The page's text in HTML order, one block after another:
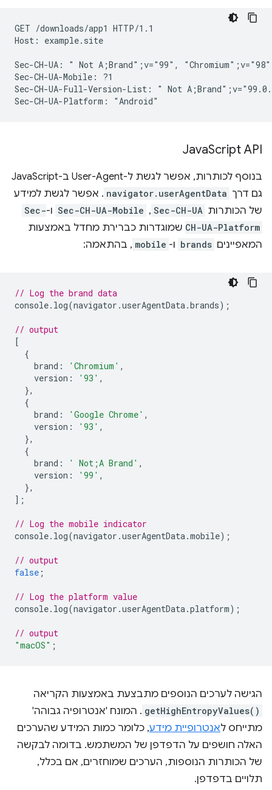
GET /downloads/app1 HTTP/1.1
Host: example.site
Sec-CH-UA: " Not A;Brand";v="99",
Sec-CH-UA-Mobile: ?1
Sec-CH-UA-Full-Version-List: " Not
JavaScript API
בנוסף לכותרות, אפשר לגשת ל-User-Agent ב-JavaScript
גם דרך navigator.userAgentData . אפשר לגשת למידע
של הכותרות Sec-CH-UA
,‏
Sec-CH-UA-Mobile ו-Sec-
CH-UA-Platform שמוגדרות כברירת מחדל באמצעות
המאפיינים brands ו- mobile , בהתאמה:
// Log the brand data
console. log(navigator .userAgentData.brands);
// output
[
{
brand : 'Chromium' ,
version : '93' ,
},
{
brand : 'Google Chrome' ,
version : '93' ,
},
{
brand : ' Not;A Brand' ,
version : '99' ,
},
];
// Log the mobile indicator
console. log(navigator .userAgentData.mobile);
// output
false ;
// Log the platform value
console. log(navigator .userAgentData.platform);
// output
"macOS" ;
הגישה לערכים הנוספים מתבצעת באמצעות הקריאה
getHighEntropyValues() . המונח 'אנטרופיה גבוהה'
מתייחס לאנטרופיית מידע, כלומר כמות המידע שהערכים
האלה חושפים על הדפדפן של המשתמש. בדומה לבקשה
של הכותרות הנוספות, הערכים שמוחזרים, אם בכלל,
תלויים בדפדפן.